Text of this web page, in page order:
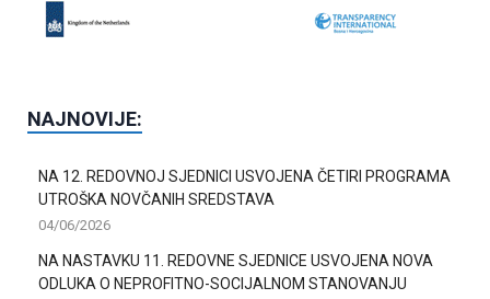
NAJNOVIJE:
NA 12. REDOVNOJ SJEDNICI USVOJENA ČETIRI PROGRAMA
UTROŠKA NOVČANIH SREDSTAVA
04/06/2026
NA NASTAVKU 11. REDOVNE SJEDNICE USVOJENA NOVA
ODLUKA O NEPROFITNO-SOCIJALNOM STANOVANJU